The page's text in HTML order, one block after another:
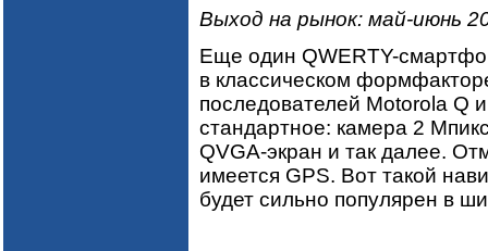
Выход на рынок: май-июнь
Еще один QWERTY-
в классическом
последователей Motorola Q
стандартное: камера 2
QVGA-экран и так далее.
имеется GPS. Вот такой
будет сильно популярен в